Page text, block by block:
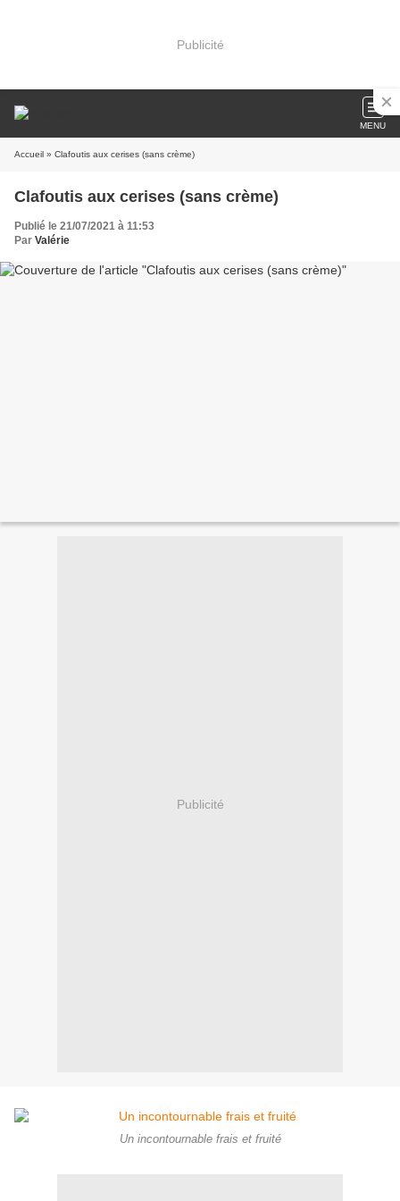
Publicité
MENU
Accueil » Clafoutis aux cerises (sans crème)
Clafoutis aux cerises (sans crème)
Publié le 21/07/2021 à 11:53
Par Valérie
Publicité
Un incontournable frais et fruité